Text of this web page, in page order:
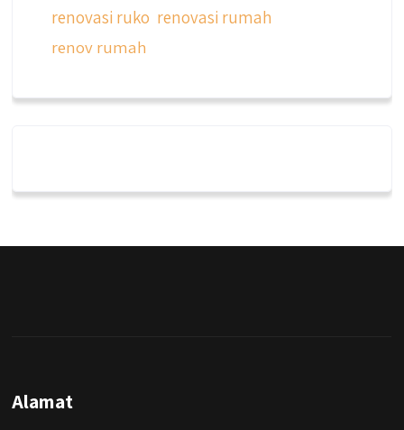
dengan budget 400an, kira kira gimana ya
#kontraktorbekasi #kontraktorinteriorjakarta
renovasi ruko renovasi rumah
renov rumah
Alamat